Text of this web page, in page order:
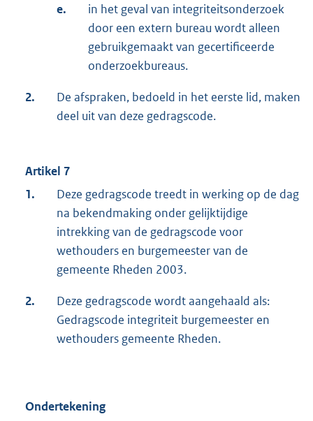
e.
in het geval van integriteitsonderzoek
door een extern bureau wordt alleen
gebruikgemaakt van gecertificeerde
onderzoekbureaus.
2.
De afspraken, bedoeld in het eerste lid, maken
deel uit van deze gedragscode.
Artikel 7
1.
Deze gedragscode treedt in werking op de dag
na bekendmaking onder gelijktijdige
intrekking van de gedragscode voor
wethouders en burgemeester van de
gemeente Rheden 2003.
2.
Deze gedragscode wordt aangehaald als:
Gedragscode integriteit burgemeester en
wethouders gemeente Rheden.
Ondertekening